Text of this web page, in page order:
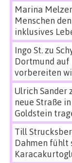
Marina Melzer
Menschen
inklusives
Ingo St.zu
Dortmund auf
vorbereiten
Ulrich Sander
neue Straße
Goldstein
Till
Dahmen fühlt